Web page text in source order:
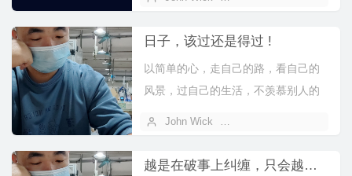
日子，该过还是得过 !
以简单的心，走自己的路，看自己的
风景，过自己的生活，不羡慕别人的
John Wick
越是在破事上纠缠，只会越来越破，越来越糟。